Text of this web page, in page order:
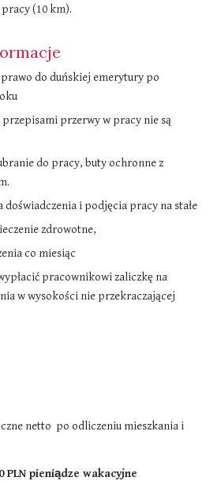
(10 km).
do duńskiej emerytury po
przerwy w pracy nie są
do pracy, buty ochronne z
doświadczenia i podjęcia pracy na stałe
zdrowotne,
co miesiąc
pracownikowi zaliczkę na
w wysokości nie przekraczającej
netto po odliczeniu mieszkania i
PLN pieniądze wakacyjne